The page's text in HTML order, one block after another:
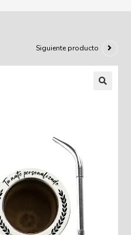
Siguiente producto